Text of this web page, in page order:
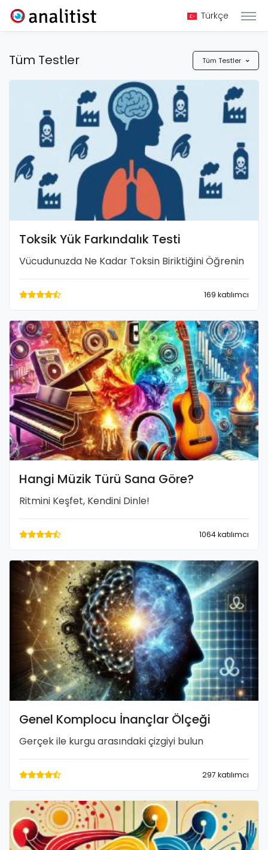
Türkçe
Tüm Testler Tüm Testler
Toksik Yük Farkındalık Testi
Vücudunuzda Ne Kadar Toksin Biriktiğini Öğrenin
169 katılımcı
Hangi Müzik Türü Sana Göre?
Ritmini Keşfet, Kendini Dinle!
1064 katılımcı
Genel Komplocu İnançlar Ölçeği
Gerçek ile kurgu arasındaki çizgiyi bulun
297 katılımcı